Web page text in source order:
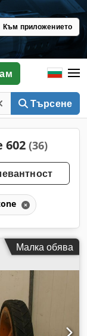
Към приложението
Търсене
602 (36)
Малка обява